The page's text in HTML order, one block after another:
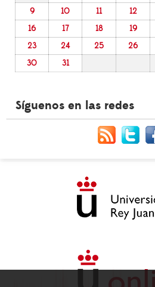
9
10 11 12
16
17 18 19
23
24 25 26
30
31
Síguenos en las redes